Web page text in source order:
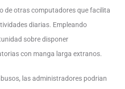
de otras computadores que facilita
diarias. Empleando
sobre disponer
con manga larga extranos.
las administradores podrian